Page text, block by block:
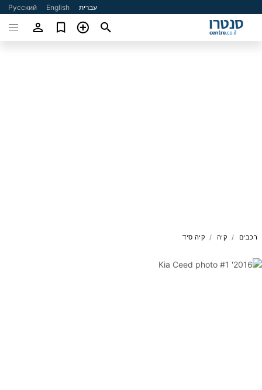
עברית English
Русский
רכבים קיה קיה סיד